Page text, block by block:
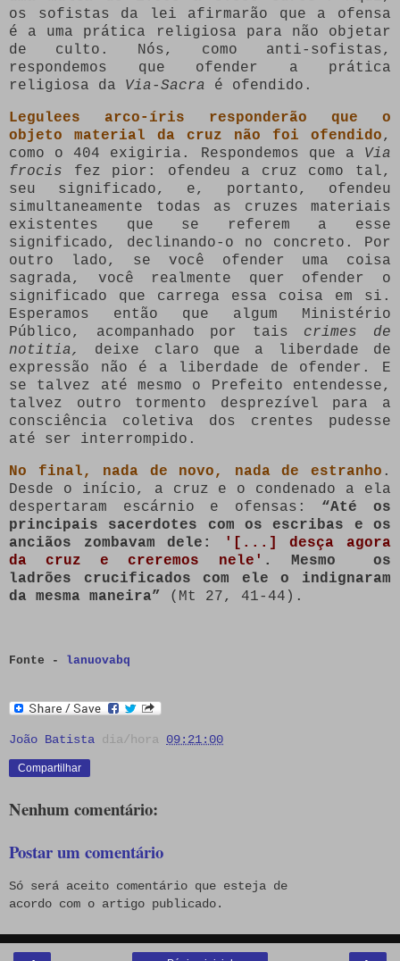
os sofistas da lei afirmarão que a ofensa
é a uma prática religiosa para não objetar
de culto. Nós, como anti-sofistas,
respondemos que ofender a prática
religiosa da Via-Sacra é ofendido.
Legulees arco-íris responderão que o
objeto material da cruz não foi ofendido,
como o 404 exigiria. Respondemos que a Via
frocis fez pior: ofendeu a cruz como tal,
seu significado, e, portanto, ofendeu
simultaneamente todas as cruzes materiais
existentes que se referem a esse
significado, declinando-o no concreto. Por
outro lado, se você ofender uma coisa
sagrada, você realmente quer ofender o
significado que carrega essa coisa em si.
Esperamos então que algum Ministério
Público, acompanhado por tais crimes de
notitia,
deixe claro que a liberdade de
expressão não é a liberdade de ofender. E
se talvez até mesmo o Prefeito entendesse,
talvez outro tormento desprezível para a
consciência coletiva dos crentes pudesse
até ser interrompido.
No final, nada de novo, nada de estranho .
Desde o início, a cruz e o condenado a ela
despertaram escárnio e ofensas: “Até os
principais sacerdotes com os escribas e os
anciãos zombavam dele:
'[...] desça agora
da cruz e creremos nele' . Mesmo os
ladrões crucificados com ele o indignaram
da mesma maneira”
(Mt 27, 41-44).
Fonte - lanuovabq
João Batista dia/hora 09:21:00
Compartilhar
Nenhum comentário:
Postar um comentário
Só será aceito comentário que esteja de
acordo com o artigo publicado.